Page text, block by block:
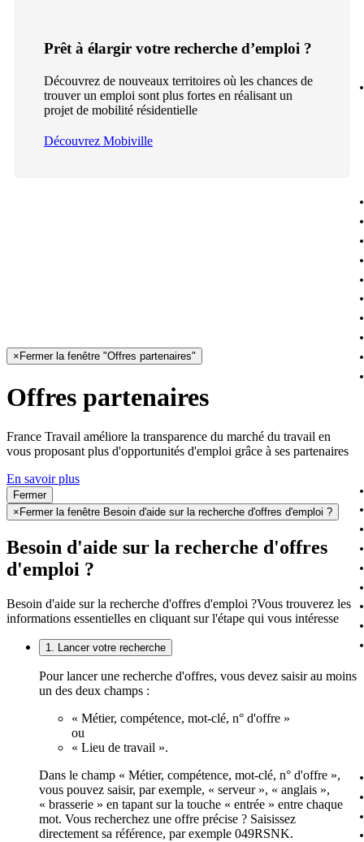
Prêt à élargir votre recherche d’emploi ?
Découvrez de nouveaux territoires où les chances de
trouver un emploi sont plus fortes en réalisant un
projet de mobilité résidentielle
Découvrez Mobiville
× Fermer la fenêtre "Offres partenaires"
Offres partenaires
France Travail améliore la transparence du marché du travail en
vous proposant plus d'opportunités d'emploi grâce à ses partenaires
En savoir plus
Fermer
× Fermer la fenêtre Besoin d'aide sur la recherche d'offres d'emploi ?
Besoin d'aide sur la recherche d'offres
d'emploi ?
Besoin d'aide sur la recherche d'offres d'emploi ?Vous trouverez les
informations essentielles en cliquant sur l'étape qui vous intéresse
1. Lancer votre recherche
Pour lancer une recherche d'offres, vous devez saisir au moins
un des deux champs :
« Métier, compétence, mot-clé, n° d'offre »
ou
« Lieu de travail ».
Dans le champ « Métier, compétence, mot-clé, n° d'offre »,
vous pouvez saisir, par exemple, « serveur », « anglais »,
« brasserie » en tapant sur la touche « entrée » entre chaque
mot. Vous recherchez une offre précise ? Saisissez
directement sa référence, par exemple 049RSNK.